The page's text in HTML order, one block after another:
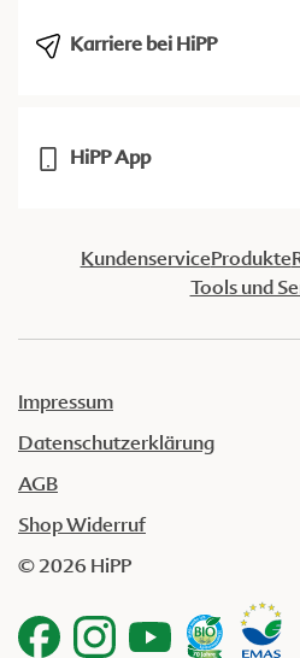
Karriere bei HiPP
HiPP App
KundenserviceProdukte
Tools und
Impressum
Datenschutzerklärung
AGB
Shop Widerruf
© 2026 HiPP